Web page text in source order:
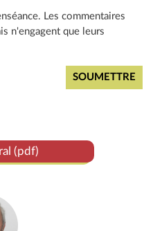
Les commentaires
n'engagent que leurs
(pdf)